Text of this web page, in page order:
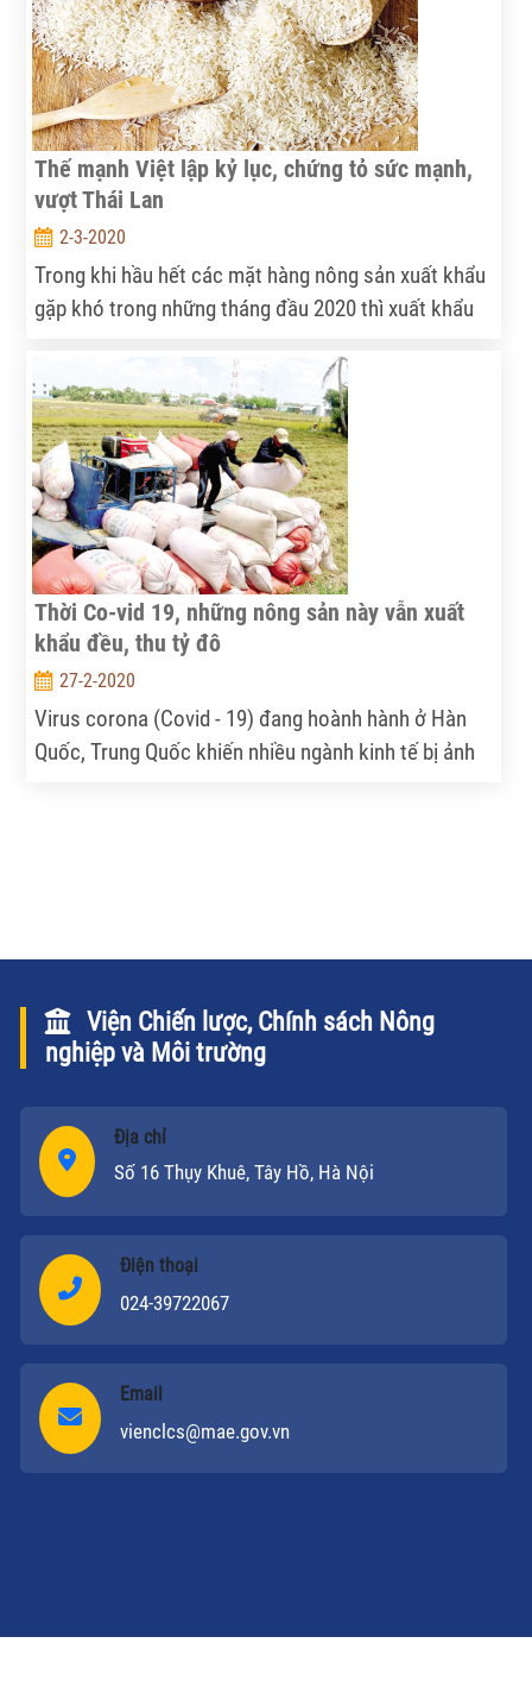
Thế mạnh Việt lập kỷ lục, chứng tỏ sức mạnh,
vượt Thái Lan
2-3-2020
Trong khi hầu hết các mặt hàng nông sản xuất khẩu
gặp khó trong những tháng đầu 2020 thì xuất khẩu
Việt Nam dự báo vượt cả Thái Lan.
Thời Co-vid 19, những nông sản này vẫn xuất
khẩu đều, thu tỷ đô
27-2-2020
Virus corona (Covid - 19) đang hoành hành ở Hàn
Quốc, Trung Quốc khiến nhiều ngành kinh tế bị ảnh
Viện Chiến lược, Chính sách Nông
nghiệp và Môi trường
Địa chỉ
Số 16 Thụy Khuê, Tây Hồ, Hà Nội
Điện thoại
024-39722067
Email
vienclcs@mae.gov.vn